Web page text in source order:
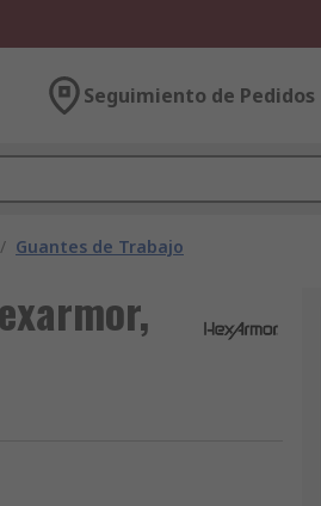
Seguimiento de Pedidos
/ Guantes de Trabajo